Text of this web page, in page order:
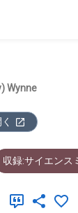
Wynne
収録:サイエンス